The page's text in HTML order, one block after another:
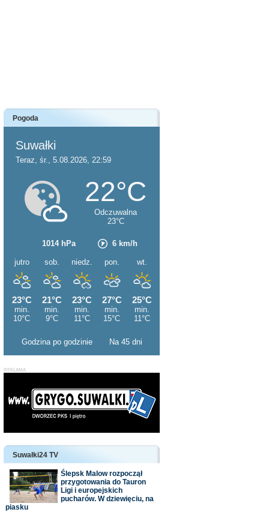
Pogoda
Godzina po godzinie Na 45 dni
Suwałki24 TV
Ślepsk Malow rozpoczął
przygotowania do Tauron
Ligi i europejskich
pucharów. W dziewięciu, na
piasku